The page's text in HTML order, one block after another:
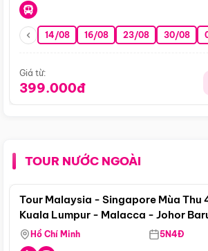
14/08 16/08 23/08 30/08
Giá từ:
399.000đ
TOUR NƯỚC NGOÀI
Tour Malaysia - Singapore Mùa Thu
Kuala Lumpur - Malacca - Johor
Singapore
Hồ Chí Minh 5N4Đ